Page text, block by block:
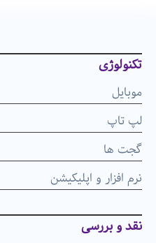
تکنولوژی
موبایل
لپ تاپ
گجت ها
نرم افزار و اپلیکیشن
نقد و بررسی